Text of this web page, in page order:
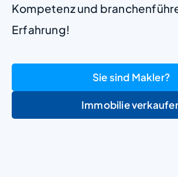
Kompetenz und
Erfahrung!
Sie sind Makler?
Immobilie